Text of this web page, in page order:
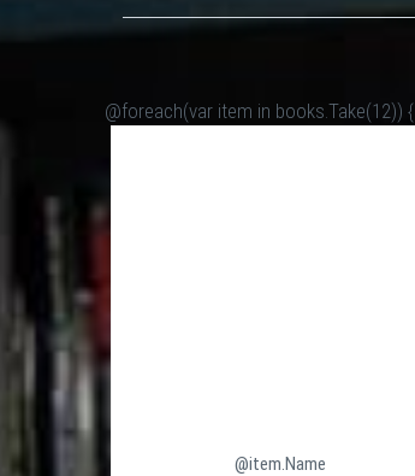
@foreach(var item in books.Take(12)) {
@item.Name